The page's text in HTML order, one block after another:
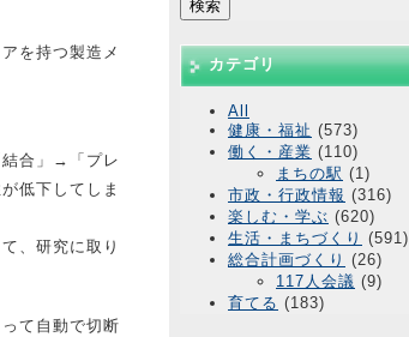
を持つ製造メ
合」→「プレ
低下してしま
、研究に取り
て自動で切断
カテゴリ
All
健康・福祉 (573)
働く・産業 (110)
まちの駅 (1)
市政・行政情報 (316)
楽しむ・学ぶ (620)
生活・まちづくり (591)
総合計画づくり (26)
117人会議 (9)
育てる (183)